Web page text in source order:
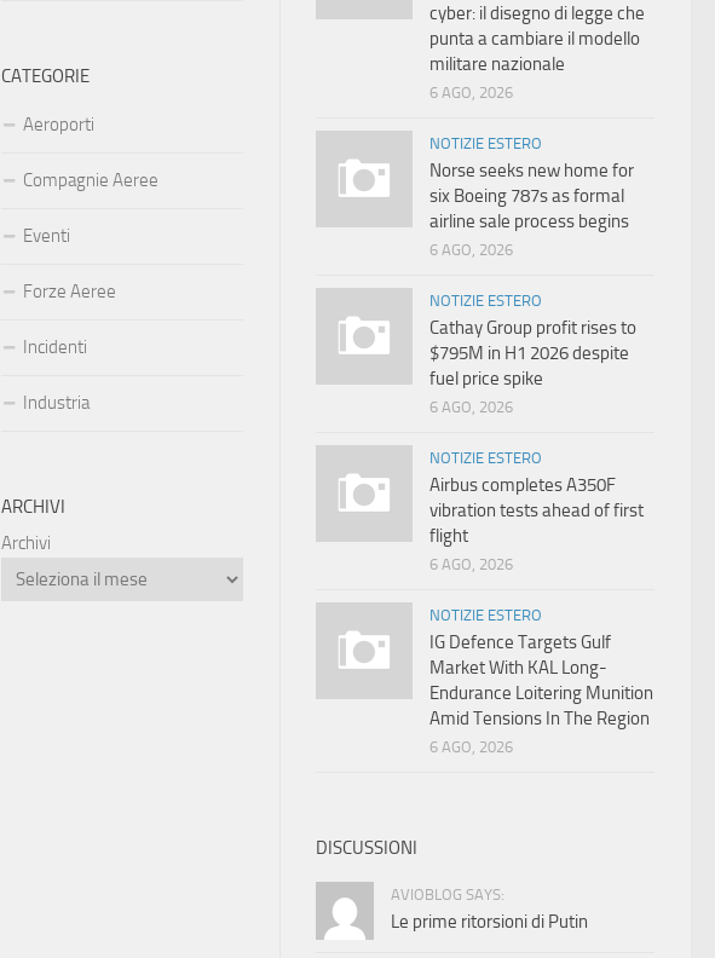
cyber: il disegno di legge che
punta a cambiare il modello
militare nazionale
6 AGO, 2026
NOTIZIE ESTERO
Norse seeks new home for
six Boeing 787s as formal
airline sale process begins
6 AGO, 2026
NOTIZIE ESTERO
Cathay Group profit rises to
$795M in H1 2026 despite
fuel price spike
6 AGO, 2026
NOTIZIE ESTERO
Airbus completes A350F
vibration tests ahead of first
flight
6 AGO, 2026
NOTIZIE ESTERO
IG Defence Targets Gulf
Market With KAL Long-
Endurance Loitering Munition
Amid Tensions In The Region
6 AGO, 2026
DISCUSSIONI
AVIOBLOG SAYS:
Le prime ritorsioni di Putin
CATEGORIE
Aeroporti
Compagnie Aeree
Eventi
Forze Aeree
Incidenti
Industria
ARCHIVI
Archivi